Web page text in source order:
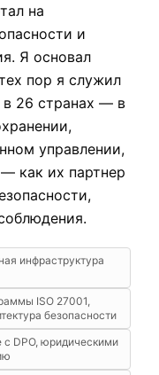
на
и
Я основал
пор я служил
в 26 странах — в
управлении,
как их партнер
инфраструктура
ISO 27001,
безопасности
DPO, юридическими